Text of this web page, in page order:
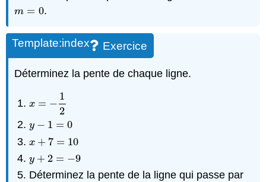
m = 0.
m=0.
Exercice
Template:index
Déterminez la pente de chaque ligne.
x = −
1
2
x=− 12
y − 1 = 0
y −1 = 0
x + 7 = 10
x+7 = 10
y + 2 = −9
y +2 = −9
Déterminez la pente de la ligne qui passe par